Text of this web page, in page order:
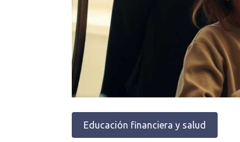
Educación financiera y salud